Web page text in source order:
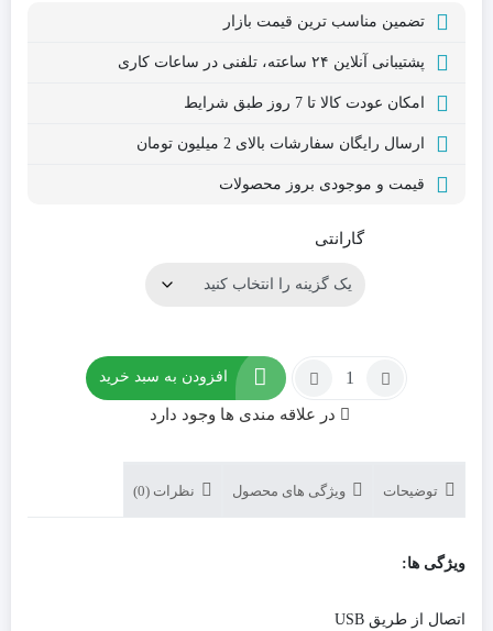
تضمین مناسب ترین قیمت بازار
پشتیبانی آنلاین ۲۴ ساعته، تلفنی در ساعات کاری
امکان عودت کالا تا 7 روز طبق شرایط
ارسال رایگان سفارشات بالای 2 میلیون تومان
قیمت و موجودی بروز محصولات
گارانتی
تعداد:
هویت
افزودن به سبد خرید
در علاقه مندی ها وجود دارد
توضیحات ویژگی های محصول نظرات (0)
ویژگی ها:
اتصال از طریق USB